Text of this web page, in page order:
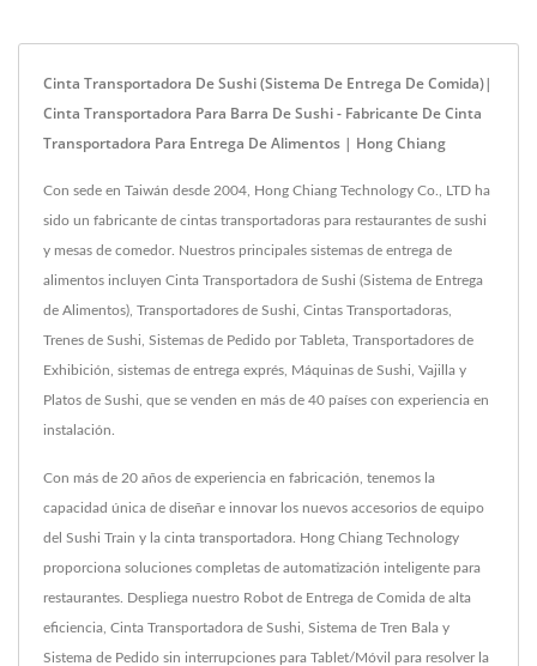
Cinta Transportadora De Sushi (Sistema De Entrega De Comida)|
Cinta Transportadora Para Barra De Sushi - Fabricante De Cinta
Transportadora Para Entrega De Alimentos | Hong Chiang
Con sede en Taiwán desde 2004, Hong Chiang Technology Co., LTD ha
sido un fabricante de cintas transportadoras para restaurantes de sushi
y mesas de comedor. Nuestros principales sistemas de entrega de
alimentos incluyen Cinta Transportadora de Sushi (Sistema de Entrega
de Alimentos), Transportadores de Sushi, Cintas Transportadoras,
Trenes de Sushi, Sistemas de Pedido por Tableta, Transportadores de
Exhibición, sistemas de entrega exprés, Máquinas de Sushi, Vajilla y
Platos de Sushi, que se venden en más de 40 países con experiencia en
instalación.
Con más de 20 años de experiencia en fabricación, tenemos la
capacidad única de diseñar e innovar los nuevos accesorios de equipo
del Sushi Train y la cinta transportadora. Hong Chiang Technology
proporciona soluciones completas de automatización inteligente para
restaurantes. Despliega nuestro Robot de Entrega de Comida de alta
eficiencia, Cinta Transportadora de Sushi, Sistema de Tren Bala y
Sistema de Pedido sin interrupciones para Tablet/Móvil para resolver la